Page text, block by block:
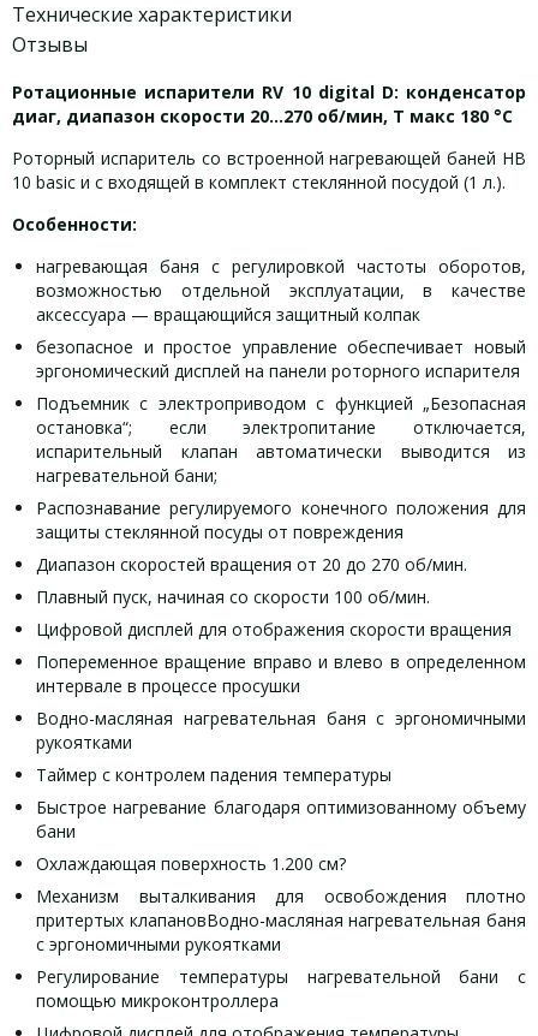
Технические характеристики
Отзывы
Ротационные испарители RV 10 digital D: конденсатор
диаг, диапазон скорости 20…270 об/мин, Т макс 180 °С
Роторный испаритель со встроенной нагревающей баней HB
10 basic и с входящей в комплект стеклянной посудой (1 л.).
Особенности:
нагревающая баня с регулировкой частоты оборотов,
возможностью отдельной эксплуатации, в качестве
аксессуара — вращающийся защитный колпак
безопасное и простое управление обеспечивает новый
эргономический дисплей на панели роторного испарителя
Подъемник с электроприводом с функцией „Безопасная
остановка“; если электропитание отключается,
испарительный клапан автоматически выводится из
нагревательной бани;
Распознавание регулируемого конечного положения для
защиты стеклянной посуды от повреждения
Диапазон скоростей вращения от 20 до 270 об/мин.
Плавный пуск, начиная со скорости 100 об/мин.
Цифровой дисплей для отображения скорости вращения
Попеременное вращение вправо и влево в определенном
интервале в процессе просушки
Водно-масляная нагревательная баня с эргономичными
рукоятками
Таймер с контролем падения температуры
Быстрое нагревание благодаря оптимизованному объему
бани
Охлаждающая поверхность 1.200 cм?
Механизм выталкивания для освобождения плотно
притертых клапановВодно-масляная нагревательная баня
с эргономичными рукоятками
Регулирование температуры нагревательной бани с
помощью микроконтроллера